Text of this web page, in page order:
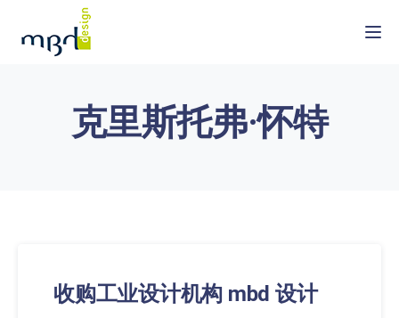
克里斯托弗·怀特
收购工业设计机构 mbd 设计